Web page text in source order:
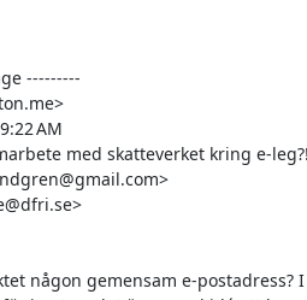
---------
AM
med skatteverket kring e-leg?!
någon gemensam e-postadress?